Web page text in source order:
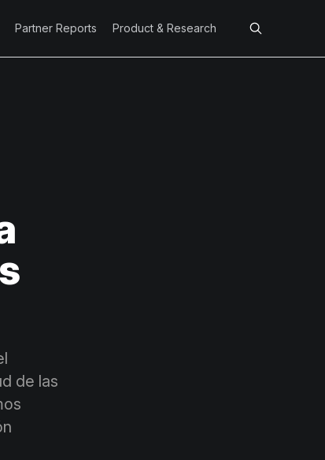
Partner Reports Product & Research
de las